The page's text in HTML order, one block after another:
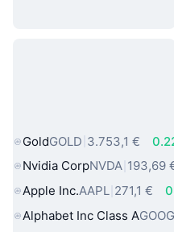
Δημοφιλή
πραγματικού
GoldGOLD 3.753,1 €
Nvidia CorpNVDA 193,69
Apple Inc.AAPL 271,1 €
Alphabet Inc Class A